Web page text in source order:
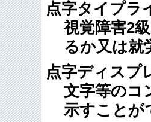
点字タイプラ
視覚障害2
るか又は就
点字ディスプ
文字等のコ
示すことが